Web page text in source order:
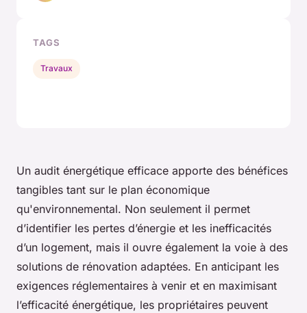
Un audit énergétique efficace apporte des bénéfices
tangibles tant sur le plan économique
qu'environnemental. Non seulement il permet
d’identifier les pertes d’énergie et les inefficacités
d’un logement, mais il ouvre également la voie à des
solutions de rénovation adaptées. En anticipant les
exigences réglementaires à venir et en maximisant
l’efficacité énergétique, les propriétaires peuvent
TAGS
Travaux